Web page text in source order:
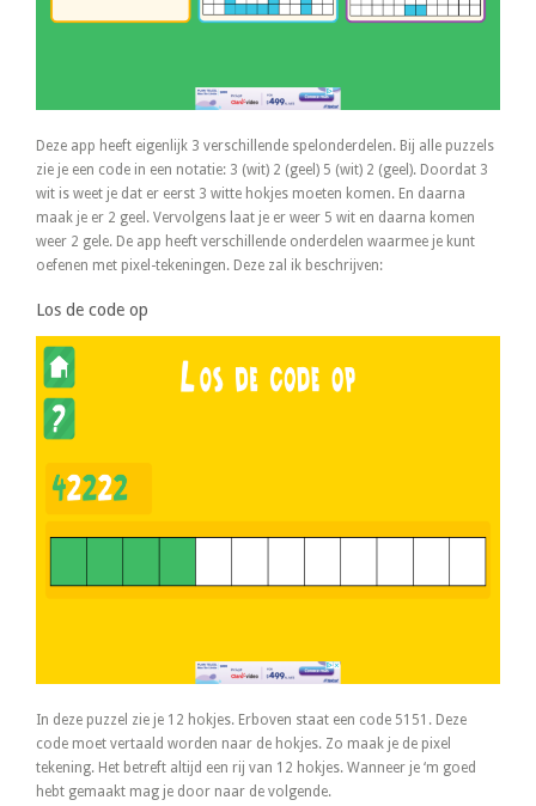
Deze app heeft eigenlijk 3 verschillende spelonderdelen. Bij alle puzzels
zie je een code in een notatie: 3 (wit) 2 (geel) 5 (wit) 2 (geel). Doordat 3
wit is weet je dat er eerst 3 witte hokjes moeten komen. En daarna
maak je er 2 geel. Vervolgens laat je er weer 5 wit en daarna komen
weer 2 gele. De app heeft verschillende onderdelen waarmee je kunt
oefenen met pixel-tekeningen. Deze zal ik beschrijven:
Los de code op
In deze puzzel zie je 12 hokjes. Erboven staat een code 5151. Deze
code moet vertaald worden naar de hokjes. Zo maak je de pixel
tekening. Het betreft altijd een rij van 12 hokjes. Wanneer je ‘m goed
hebt gemaakt mag je door naar de volgende.